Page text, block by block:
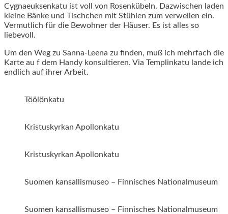
Cygnaeuksenkatu ist voll von Rosenkübeln. Dazwischen laden
kleine Bänke und Tischchen mit Stühlen zum verweilen ein.
Vermutlich für die Bewohner der Häuser. Es ist alles so
liebevoll.
Um den Weg zu Sanna-Leena zu finden, muß ich mehrfach die
Karte au f dem Handy konsultieren. Via Templinkatu lande ich
endlich auf ihrer Arbeit.
Töölönkatu
Kristuskyrkan Apollonkatu
Kristuskyrkan Apollonkatu
Suomen kansallismuseo – Finnisches Nationalmuseum
Suomen kansallismuseo – Finnisches Nationalmuseum